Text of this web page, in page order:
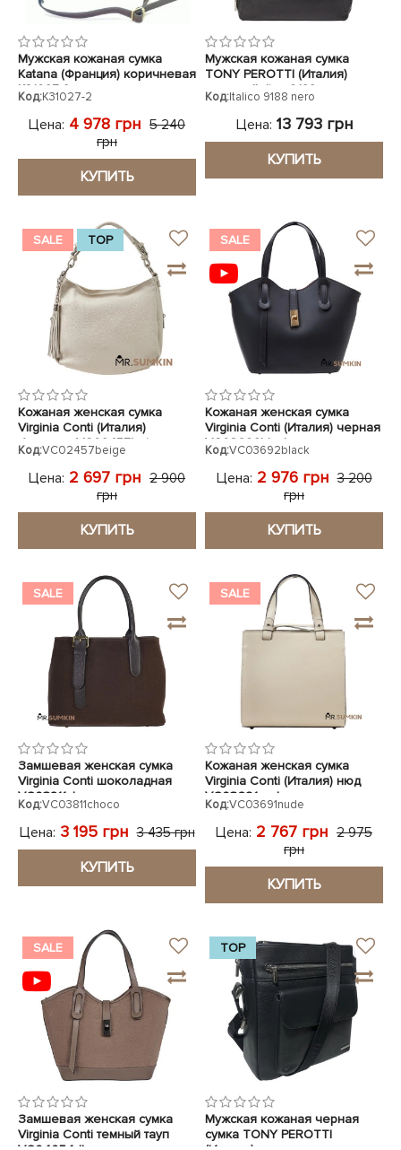
Мужская кожаная сумка
Katana (Франция) коричневая
K31027-2
Код:K31027-2
Цена: 4 978 грн 5 240
грн
КУПИТЬ
Мужская кожаная сумка
TONY PEROTTI (Италия)
черная Italico 9188 nero
Код:Italico 9188 nero
Цена: 13 793 грн
КУПИТЬ
SALE TOP
Кожаная женская сумка
Virginia Conti (Италия)
бежевая VC02457beige
Код:VC02457beige
Цена: 2 697 грн 2 900
грн
КУПИТЬ
SALE
Кожаная женская сумка
Virginia Conti (Италия) черная
VC03692black
Код:VC03692black
Цена: 2 976 грн 3 200
грн
КУПИТЬ
SALE
Замшевая женская сумка
Virginia Conti шоколадная
VC03811choco
Код:VC03811choco
Цена: 3 195 грн 3 435 грн
КУПИТЬ
SALE
Кожаная женская сумка
Virginia Conti (Италия) нюд
VC03691nude
Код:VC03691nude
Цена: 2 767 грн 2 975
грн
КУПИТЬ
SALE
Замшевая женская сумка
Virginia Conti темный тауп
TOP
Мужская кожаная черная
сумка TONY PEROTTI